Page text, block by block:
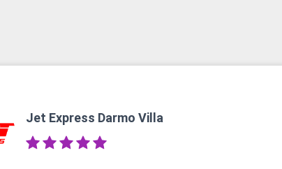
Jet Express Darmo Villa